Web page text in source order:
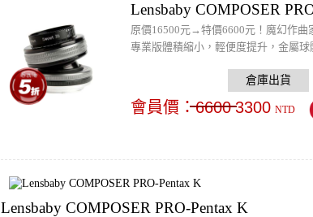
Lensbaby COMPOSER
原價16500元→特價6600元！魔幻作曲
專業版體積縮小，輕便度提升，金屬
會員價：6600 3300 NTD
Lensbaby COMPOSER PRO-Pentax K